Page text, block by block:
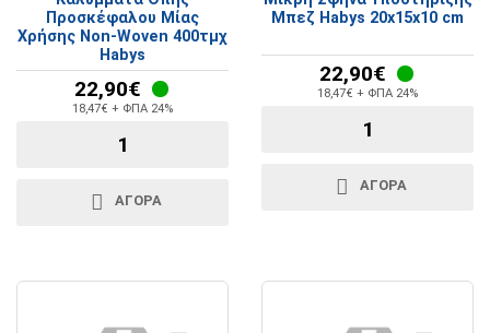
Προσκέφαλου Μίας
Χρήσης Non-Woven 400τμχ
Habys
22,90€
18,47€ + ΦΠΑ 24%
ΑΓΟΡΑ
Μπεζ Habys 20x15x10 cm
22,90€
18,47€ + ΦΠΑ 24%
ΑΓΟΡΑ